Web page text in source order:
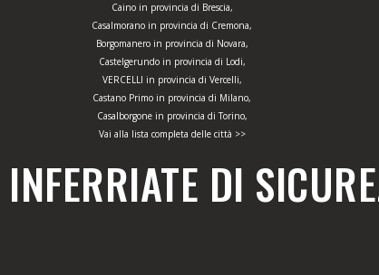
Caino in provincia di Brescia,
Casalmorano in provincia di Cremona,
Borgomanero in provincia di Novara,
Castelgerundo in provincia di Lodi,
VERCELLI in provincia di Vercelli,
Castano Primo in provincia di Milano,
Casalborgone in provincia di Torino,
Vai alla lista completa delle città >>
INFERRIATE DI